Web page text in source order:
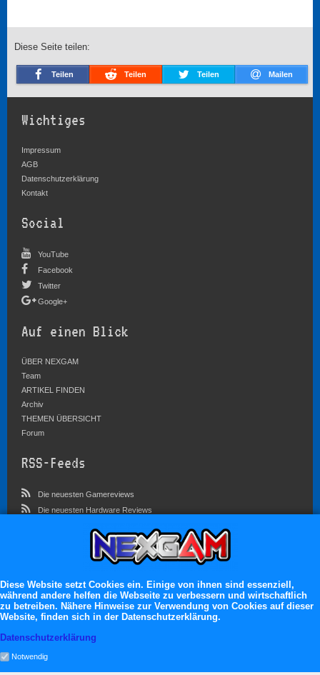
Diese Seite teilen:
Teilen Teilen Teilen Mailen
Wichtiges
Impressum
AGB
Datenschutzerklärung
Kontakt
Social
YouTube
Facebook
Twitter
Google+
Auf einen Blick
ÜBER NEXGAM
Team
ARTIKEL FINDEN
Archiv
THEMEN ÜBERSICHT
Forum
RSS-Feeds
Die neuesten Gamereviews
Die neuesten Hardware Reviews
Im Forum sind zur Zeit 3023 Benutzer online
Es erwarten dich:
13.119 registrierte Mitglieder
71.049 Themen
Diese Website setzt Cookies ein. Einige von ihnen sind essenziell,
während andere helfen die Webseite zu verbessern und wirtschaftlich
zu betreiben. Nähere Hinweise zur Verwendung von Cookies auf dieser
Website, finden sich in der Datenschutzerklärung.
Datenschutzerklärung
Notwendig